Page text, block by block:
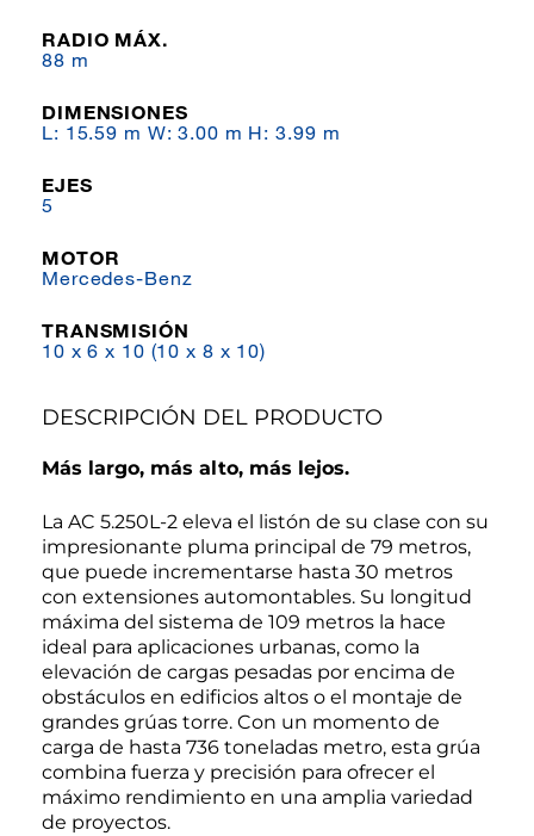
RADIO MÁX.
88 m
DIMENSIONES
L: 15.59 m W: 3.00 m H: 3.99 m
EJES
5
MOTOR
Mercedes-Benz
TRANSMISIÓN
10 x 6 x 10 (10 x 8 x 10)
DESCRIPCIÓN DEL PRODUCTO
Más largo, más alto, más lejos.
La AC 5.250L-2 eleva el listón de su clase con su
impresionante pluma principal de 79 metros,
que puede incrementarse hasta 30 metros
con extensiones automontables. Su longitud
máxima del sistema de 109 metros la hace
ideal para aplicaciones urbanas, como la
elevación de cargas pesadas por encima de
obstáculos en edificios altos o el montaje de
grandes grúas torre. Con un momento de
carga de hasta 736 toneladas metro, esta grúa
combina fuerza y precisión para ofrecer el
máximo rendimiento en una amplia variedad
de proyectos.